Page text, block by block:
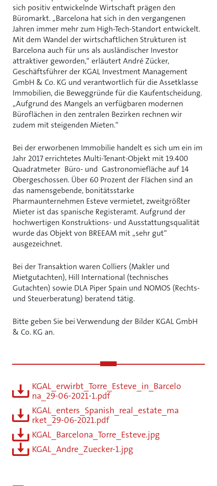
sich positiv entwickelnde Wirtschaft prägen den
Büromarkt. „Barcelona hat sich in den vergangenen
Jahren immer mehr zum High-Tech-Standort entwickelt.
Mit dem Wandel der wirtschaftlichen Strukturen ist
Barcelona auch für uns als ausländischer Investor
attraktiver geworden,“ erläutert André Zücker,
Geschäftsführer der KGAL Investment Management
GmbH & Co. KG und verantwortlich für die Assetklasse
Immobilien, die Beweggründe für die Kaufentscheidung.
Aufgrund des Mangels an verfügbaren modernen
Büroflächen in den zentralen Bezirken rechnen wir
zudem mit steigenden Mieten.“
Bei der erworbenen Immobilie handelt es sich um ein im
Jahr 2017 errichtetes Multi-Tenant-Objekt mit 19.400
Quadratmeter Büro- und Gastronomiefläche auf 14
Obergeschossen. Über 60 Prozent der Flächen sind an
das namensgebende, bonitätsstarke
Pharmaunternehmen Esteve vermietet, zweitgrößter
Mieter ist das spanische Registeramt. Aufgrund der
hochwertigen Konstruktions- und Ausstattungsqualität
wurde das Objekt von BREEAM mit „sehr gut“
ausgezeichnet.
Bei der Transaktion waren Colliers (Makler und
Mietgutachten), Hill International (technisches
Gutachten) sowie DLA Piper Spain und NOMOS (Rechts-
und Steuerberatung) beratend tätig.
Bitte geben Sie bei Verwendung der Bilder KGAL GmbH
& Co. KG an.
KGAL_erwirbt_Torre_Esteve_in_Barcelo
na_29-06-2021-1.pdf
KGAL_enters_Spanish_real_estate_ma
rket_29-06-2021.pdf
KGAL_Barcelona_Torre_Esteve.jpg
KGAL_Andre_Zuecker-1.jpg